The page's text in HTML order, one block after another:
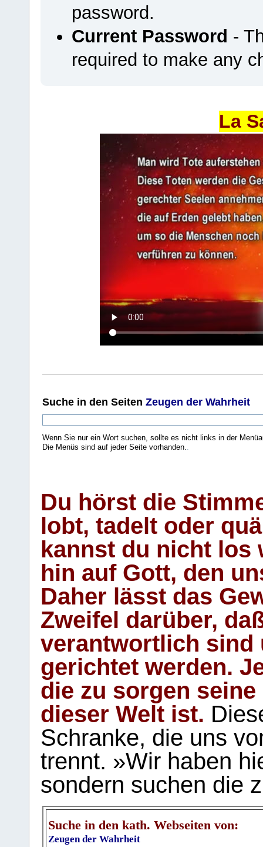
password.
Current Password -
required to make any
La
Suche in den Seiten Zeugen der Wahrheit
Wenn Sie nur ein Wort suchen, sollte es nicht links in der
Die Menüs sind auf jeder Seite vorhanden.
Du hörst die
lobt, tadelt oder
kannst du nicht los
hin auf Gott, den
Daher lässt das
Zweifel darüber,
verantwortlich sind
gerichtet werden.
die zu sorgen
dieser Welt ist.
Schranke, die uns
trennt. »Wir haben
sondern suchen die
Suche in den kath. Webseiten von:
Zeugen der Wahrheit